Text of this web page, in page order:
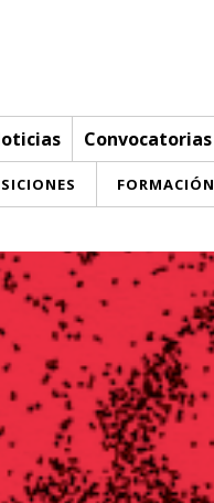
Convocatorias
FORMACIÓN